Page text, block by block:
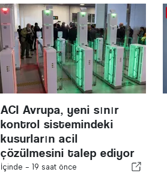
ACI Avrupa, yeni sınır
kontrol sistemindeki
kusurların acil
çözülmesini talep ediyor
İçinde - 19 saat önce